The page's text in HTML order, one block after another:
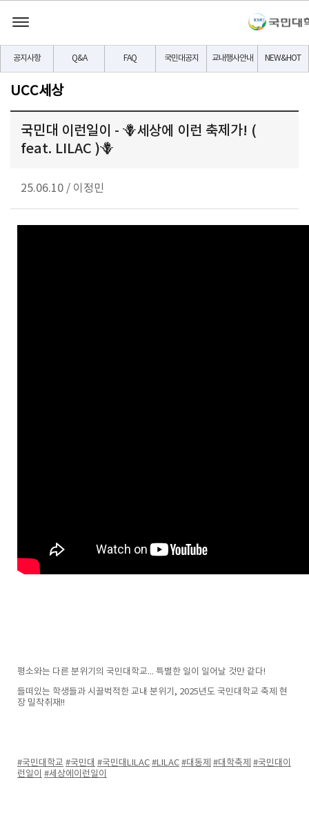
공지사항 Q&A FAQ 국민대공지 교내행사안내 NEW&HOT
UCC세상
국민대 이런일이 - 🪻세상에 이런 축제가! (
feat. LILAC )🪻
25.06.10 / 이정민
평소와는 다른 분위기의 국민대학교... 특별한 일이 일어날 것만 같다!
들떠있는 학생들과 시끌벅적한 교내 분위기, 2025년도 국민대학교 축제 현
장 밀착취재!!
#국민대학교 #국민대 #국민대LILAC #LILAC #대동제 #대학축제 #국민대이
런일이 #세상에이런일이